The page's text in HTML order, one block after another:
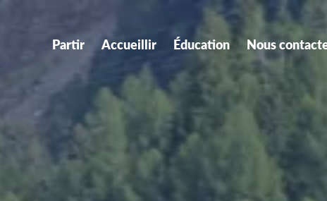
Partir Accueillir Éducation Nous